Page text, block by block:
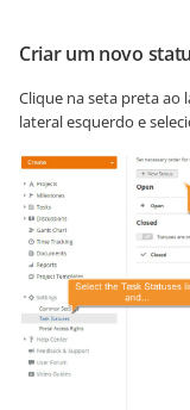
Criar um novo
Clique na seta preta ao
lateral esquerdo e